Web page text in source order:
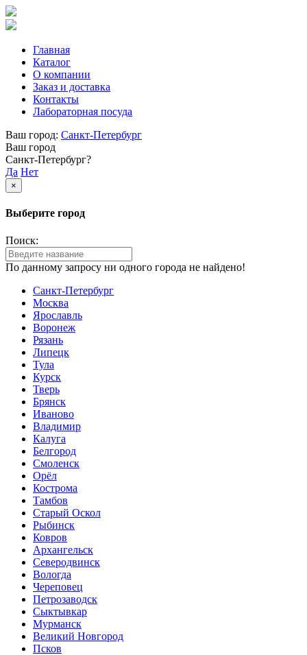
Главная
Каталог
О компании
Заказ и доставка
Контакты
Лабораторная посуда
Ваш город: Санкт-Петербург
Ваш город
Санкт-Петербург?
Да Нет
×
Выберите город
Поиск:
По данному запросу ни одного города не найдено!
Санкт-Петербург
Москва
Ярославль
Воронеж
Рязань
Липецк
Тула
Курск
Тверь
Брянск
Иваново
Владимир
Калуга
Белгород
Смоленск
Орёл
Кострома
Тамбов
Старый Оскол
Рыбинск
Ковров
Архангельск
Северодвинск
Вологда
Череповец
Петрозаводск
Сыктывкар
Мурманск
Великий Новгород
Псков